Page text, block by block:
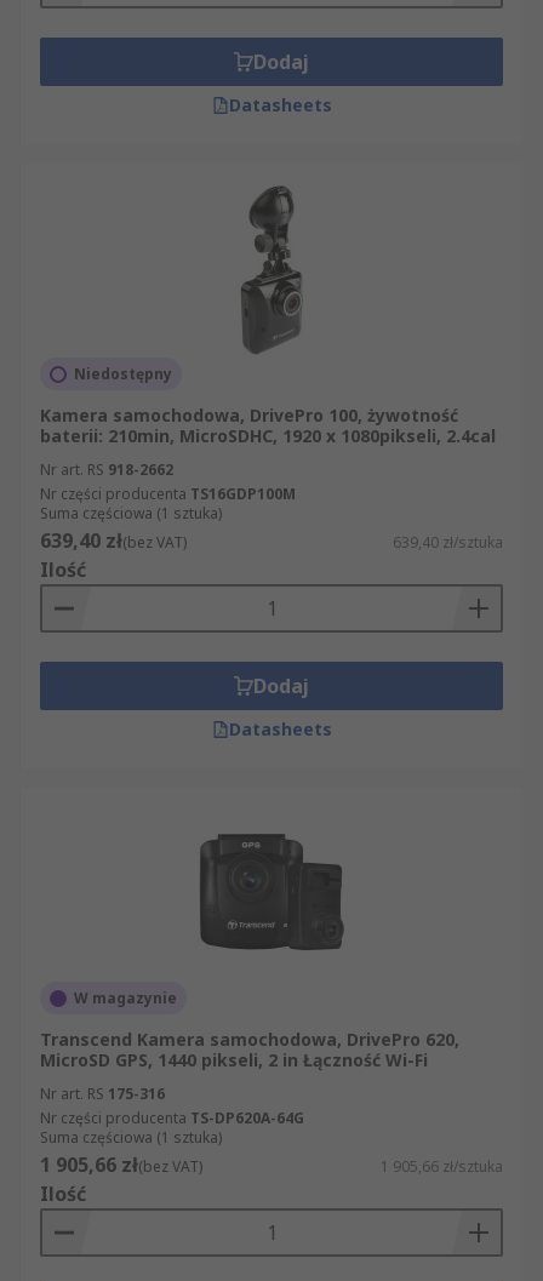
Dodaj
Datasheets
Niedostępny
Kamera samochodowa, DrivePro 100, żywotność
baterii: 210min, MicroSDHC, 1920 x 1080pikseli, 2.4cal
Nr art. RS 918-2662
Nr części producenta TS16GDP100M
Suma częściowa (1 sztuka)
639,40 zł(bez VAT) 639,40 zł/sztuka
Ilość
Dodaj
Datasheets
W magazynie
Transcend Kamera samochodowa, DrivePro 620,
MicroSD GPS, 1440 pikseli, 2 in Łączność Wi-Fi
Nr art. RS 175-316
Nr części producenta TS-DP620A-64G
Suma częściowa (1 sztuka)
1 905,66 zł(bez VAT) 1 905,66 zł/sztuka
Ilość